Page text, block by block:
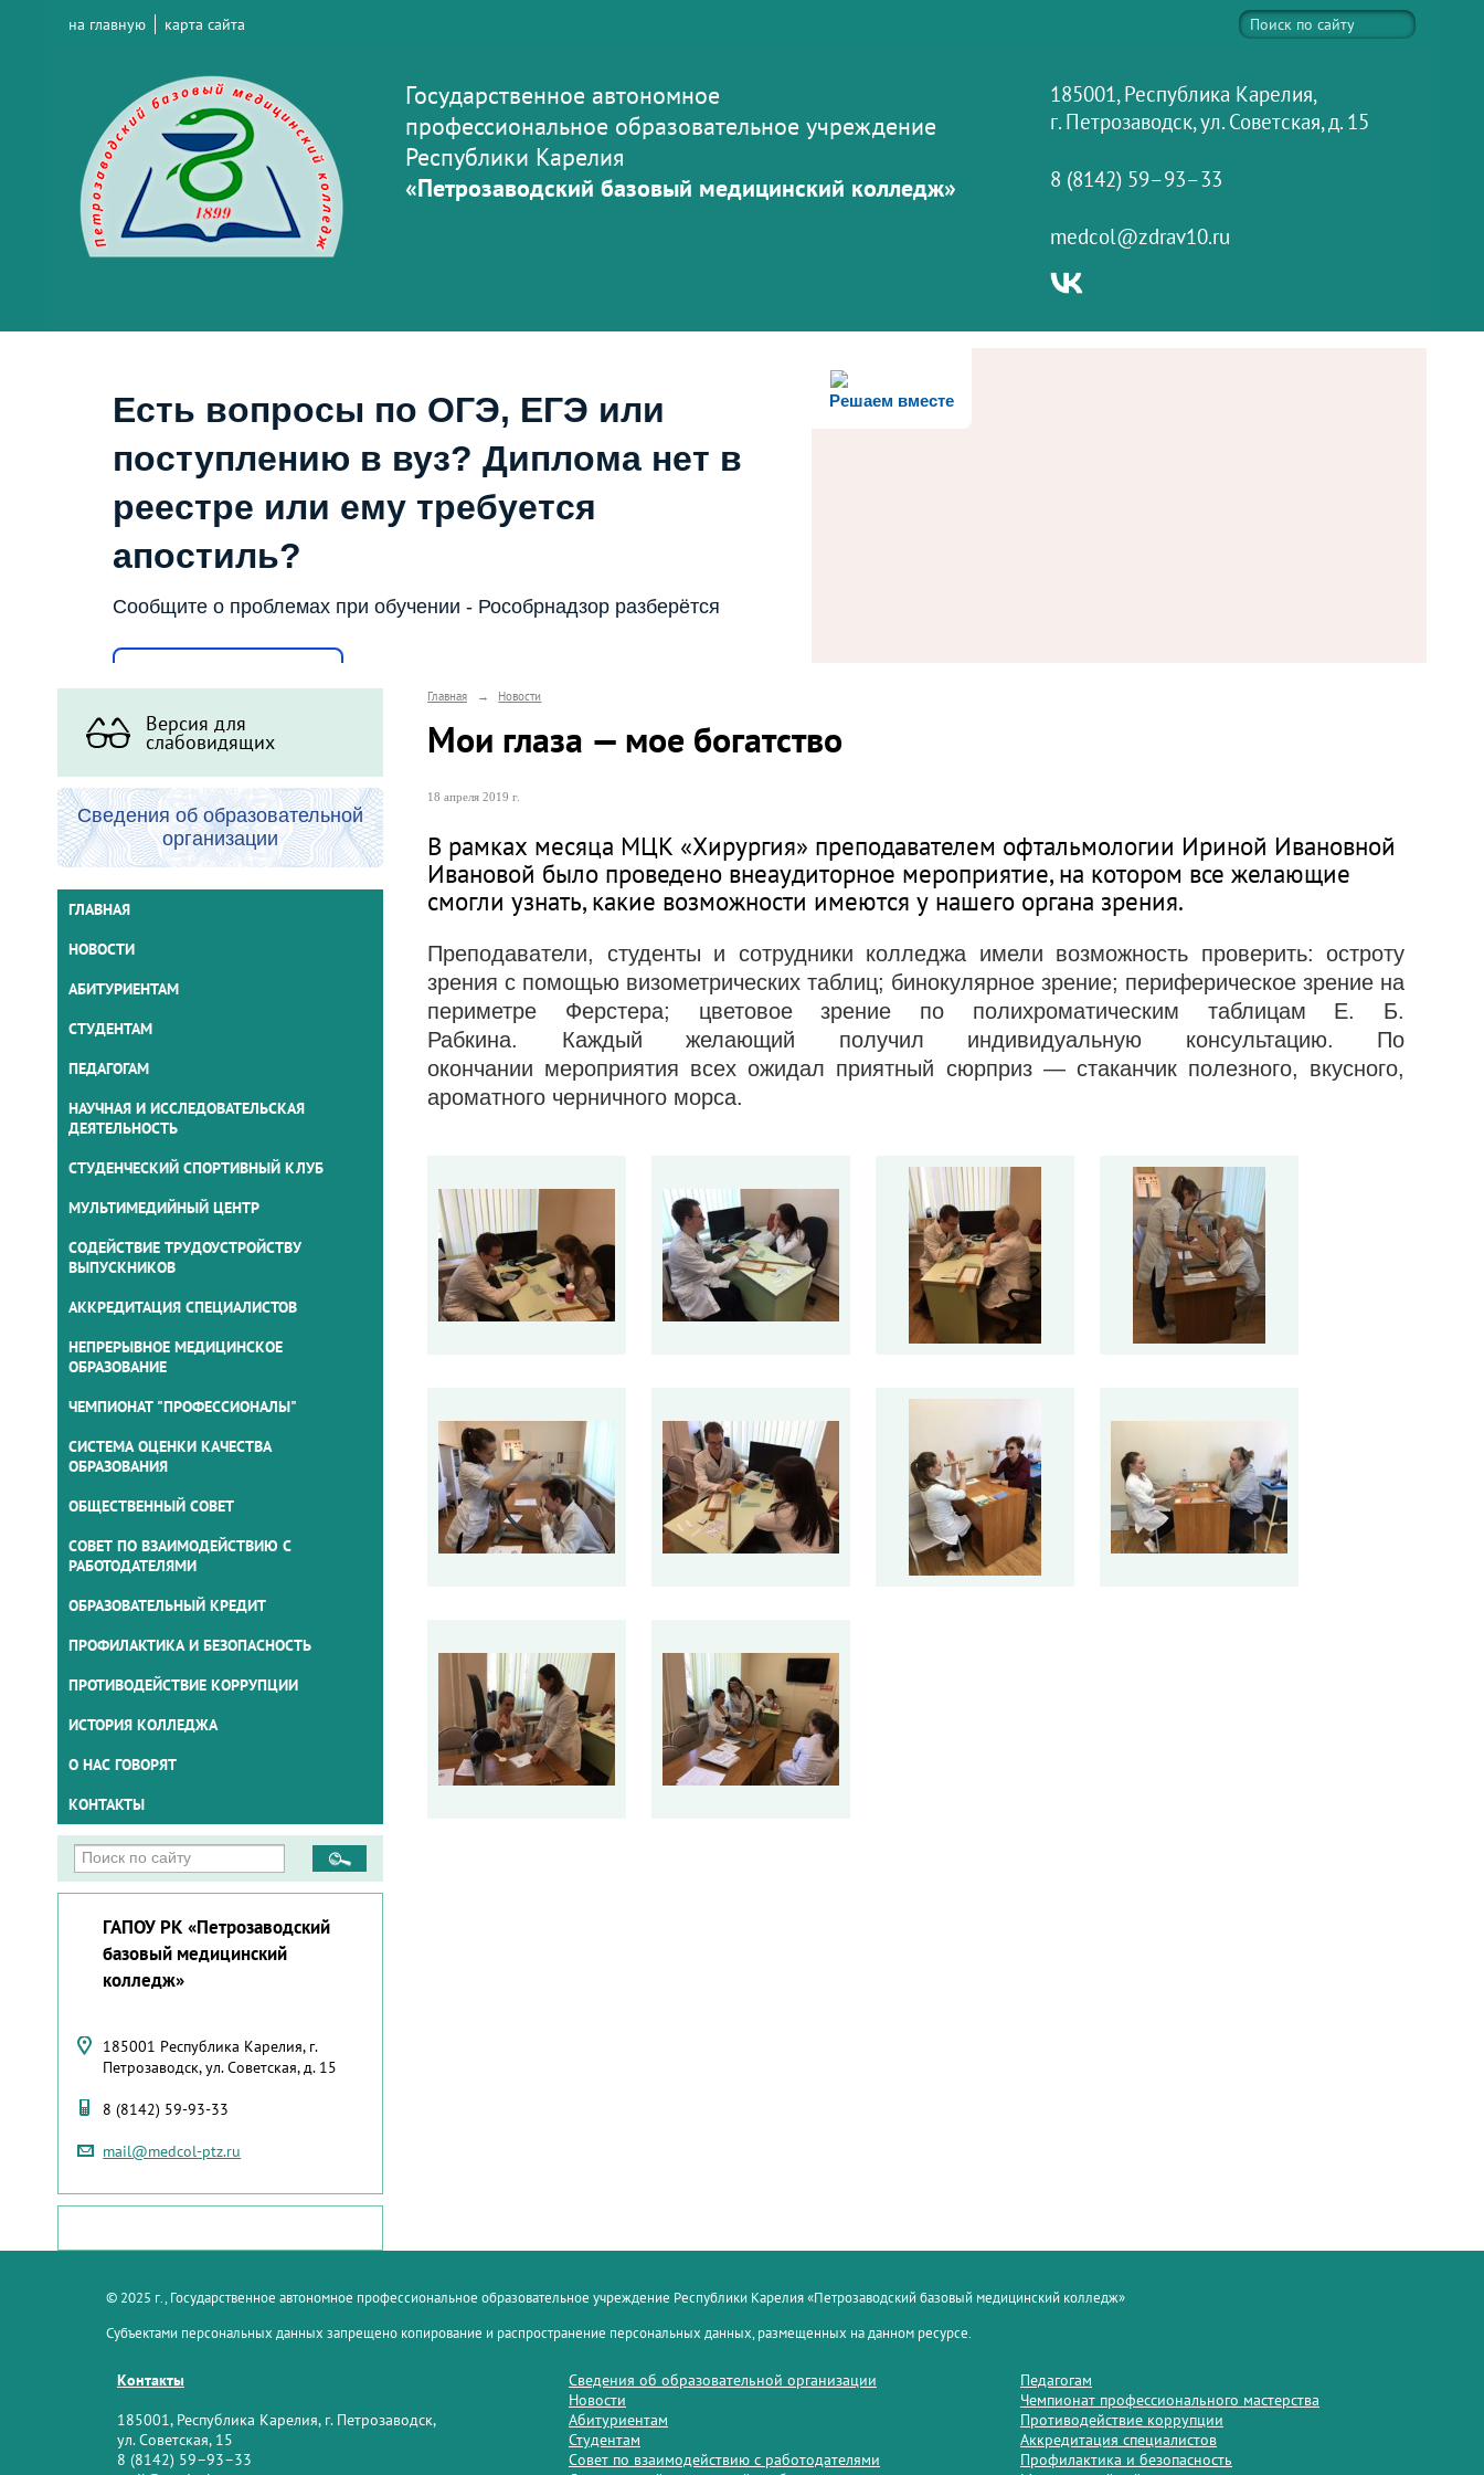
на главную карта сайта
Государственное автономное
профессиональное образовательное учреждение
Республики Карелия
«Петрозаводский базовый медицинский колледж»
185001, Республика Карелия,
г. Петрозаводск, ул. Советская, д. 15
8 (8142) 59–93–33
medcol@zdrav10.ru
Решаем вместе
Есть вопросы по ОГЭ, ЕГЭ или
поступлению в вуз? Диплома нет в
реестре или ему требуется
апостиль?
Сообщите о проблемах при обучении - Рособрнадзор разберётся
Версия для
слабовидящих
Сведения об образовательной
организации
ГЛАВНАЯ
НОВОСТИ
АБИТУРИЕНТАМ
СТУДЕНТАМ
ПЕДАГОГАМ
НАУЧНАЯ И ИССЛЕДОВАТЕЛЬСКАЯ
ДЕЯТЕЛЬНОСТЬ
СТУДЕНЧЕСКИЙ СПОРТИВНЫЙ КЛУБ
МУЛЬТИМЕДИЙНЫЙ ЦЕНТР
СОДЕЙСТВИЕ ТРУДОУСТРОЙСТВУ
ВЫПУСКНИКОВ
АККРЕДИТАЦИЯ СПЕЦИАЛИСТОВ
НЕПРЕРЫВНОЕ МЕДИЦИНСКОЕ
ОБРАЗОВАНИЕ
ЧЕМПИОНАТ "ПРОФЕССИОНАЛЫ"
СИСТЕМА ОЦЕНКИ КАЧЕСТВА
ОБРАЗОВАНИЯ
ОБЩЕСТВЕННЫЙ СОВЕТ
СОВЕТ ПО ВЗАИМОДЕЙСТВИЮ С
РАБОТОДАТЕЛЯМИ
ОБРАЗОВАТЕЛЬНЫЙ КРЕДИТ
ПРОФИЛАКТИКА И БЕЗОПАСНОСТЬ
ПРОТИВОДЕЙСТВИЕ КОРРУПЦИИ
ИСТОРИЯ КОЛЛЕДЖА
О НАС ГОВОРЯТ
КОНТАКТЫ
ГАПОУ РК «Петрозаводский
базовый медицинский
колледж»
185001 Республика Карелия, г.
Петрозаводск, ул. Советская, д. 15
8 (8142) 59-93-33
mail@medcol-ptz.ru
Главная → Новости
Мои глаза — мое богатство
18 апреля 2019 г.
В рамках месяца МЦК «Хирургия» преподавателем офтальмологии Ириной Ивановной
Ивановой было проведено внеаудиторное мероприятие, на котором все желающие
смогли узнать, какие возможности имеются у нашего органа зрения.
Преподаватели, студенты и сотрудники колледжа имели возможность проверить: остроту
зрения с помощью визометрических таблиц; бинокулярное зрение; периферическое зрение на
периметре Ферстера; цветовое зрение по полихроматическим таблицам Е. Б.
Рабкина. Каждый желающий получил индивидуальную консультацию. По
окончании мероприятия всех ожидал приятный сюрприз — стаканчик полезного, вкусного,
ароматного черничного морса.
© 2025 г., Государственное автономное профессиональное образовательное учреждение Республики Карелия «Петрозаводский базовый медицинский колледж»
Субъектами персональных данных запрещено копирование и распространение персональных данных, размещенных на данном ресурсе.
Контакты
185001, Республика Карелия, г. Петрозаводск,
ул. Советская, 15
8 (8142) 59–93–33
Сведения об образовательной организации
Новости
Абитуриентам
Студентам
Совет по взаимодействию с работодателями
Педагогам
Чемпионат профессионального мастерства
Противодействие коррупции
Аккредитация специалистов
Профилактика и безопасность